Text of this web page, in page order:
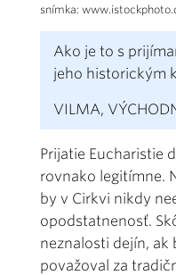
snímka:
Ako je to s
jeho historickým
VILMA,
Prijatie Eucharistie
rovnako legitímne.
by v Cirkvi nikdy
opodstatnenosť.
neznalosti dejín,
považoval za